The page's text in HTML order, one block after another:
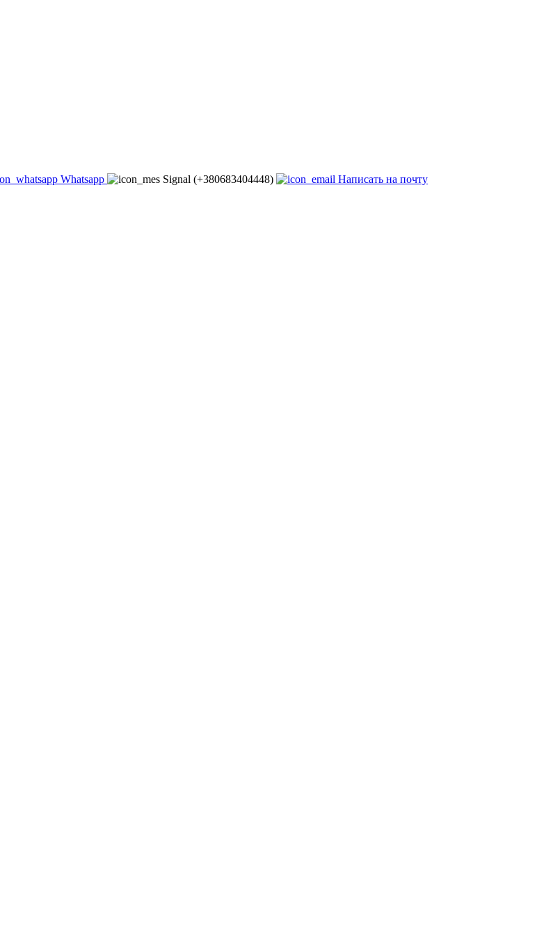
Whatsapp Signal (+380683404448) Написать на почту